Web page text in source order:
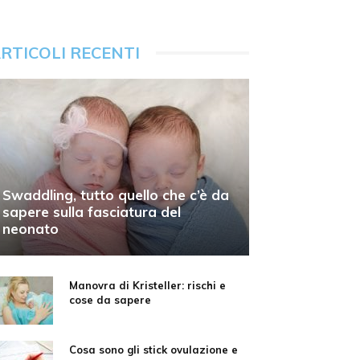
RECENTI
Swaddling, tutto quello che c’è da
sapere sulla fasciatura del
neonato
Manovra di Kristeller: rischi e
cose da sapere
Cosa sono gli stick ovulazione e